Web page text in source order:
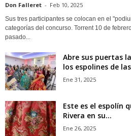
Don Falleret - Feb 10, 2025
Sus tres participantes se colocan en el
categorías del concurso. Torrent 10 de
pasado...
Abre sus puertas
los espolines de
Ene 31, 2025
Este es el espolín
Rivera en su...
Ene 26, 2025